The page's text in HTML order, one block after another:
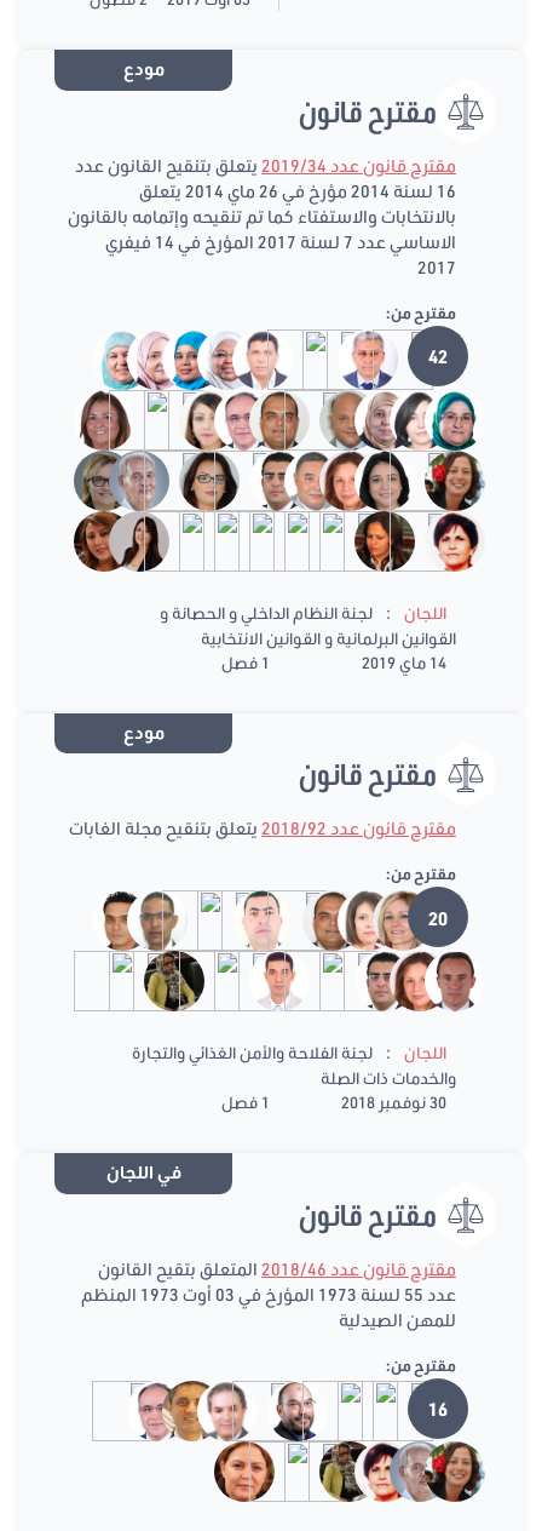
مودع
مقترح قانون
مقترح قانون عدد 2019/34
يتعلق بتنقيح القانون عدد
16 لسنة 2014 مؤرخ في 26 ماي 2014 يتعلق
بالانتخابات والاستفتاء كما تم تنقيحه وإتمامه بالقانون
الاساسي عدد 7 لسنة 2017 المؤرخ في 14 فيفري
2017
مقترح من:
42
اللجان :
لجنة النظام الداخلي و الحصانة و
القوانين البرلمانية و القوانين الانتخابية
14 ماي 2019
1 فصل
مودع
مقترح قانون
مقترح قانون عدد 2018/92 يتعلق بتنقيح مجلة الغابات
مقترح من:
20
اللجان :
لجنة الفلاحة والأمن الغذائي والتجارة
والخدمات ذات الصلة
30 نوفمبر 2018
1 فصل
في اللجان
مقترح قانون
مقترح قانون عدد 2018/46
المتعلق بتقيح القانون
عدد 55 لسنة 1973 المؤرخ في 03 أوت 1973 المنظم
للمهن الصيدلية
مقترح من:
16